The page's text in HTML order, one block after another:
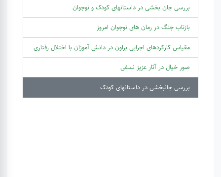
بررسی جان بخشی در داستانهای کودک و نوجوان
بازتاب جنگ در رمان های نوجوان امروز
مقیاس کارکردهای اجرایی براون در دانش آموزان با اختلال رفتاری
صور خیال در آثار عزیز نسفی
بررسی جانبخشی در داستانهای کودک